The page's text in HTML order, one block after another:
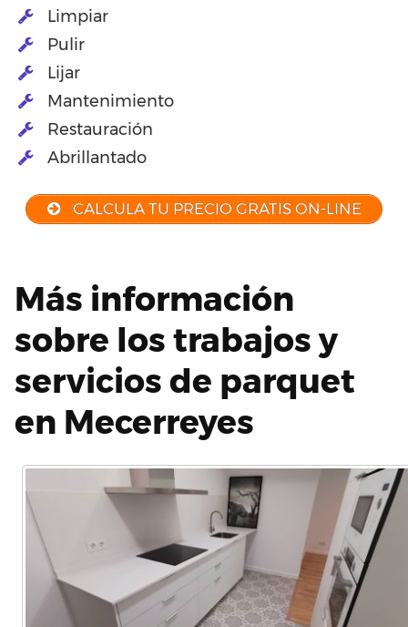
Limpiar
Pulir
Lijar
Mantenimiento
Restauración
Abrillantado
CALCULA TU PRECIO GRATIS ON-LINE
Más información
sobre los trabajos y
servicios de parquet
en Mecerreyes